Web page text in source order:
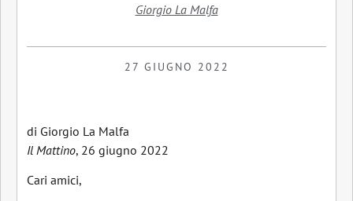
Giorgio La Malfa
27 GIUGNO 2022
di Giorgio La Malfa
Il Mattino, 26 giugno 2022
Cari amici,